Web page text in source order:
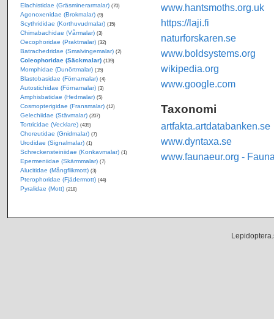
www.hantsmoths.org.uk
https://laji.fi
naturforskaren.se
www.boldsystems.org
wikipedia.org
www.google.com
Taxonomi
artfakta.artdatabanken.se
www.dyntaxa.se
www.faunaeur.org -
Elachistidae (Gräsminerarmalar) (70)
Agonoxenidae (Brokmalar) (9)
Scythrididae (Korthuvudmalar) (15)
Chimabachidae (Vårmalar) (3)
Oecophoridae (Praktmalar) (32)
Batrachedridae (Smalvingemalar) (2)
Coleophoridae (Säckmalar) (139)
Momphidae (Dunörtmalar) (15)
Blastobasidae (Förnamalar) (4)
Autostichidae (Förnamalar) (3)
Amphisbatidae (Hedmalar) (5)
Cosmopterigidae (Fransmalar) (12)
Gelechiidae (Stävmalar) (207)
Tortricidae (Vecklare) (439)
Choreutidae (Gnidmalar) (7)
Urodidae (Signalmalar) (1)
Schreckensteiniidae (Konkavmalar) (1)
Epermeniidae (Skärmmalar) (7)
Alucitidae (Mångflikmott) (3)
Pterophoridae (Fjädermott) (44)
Pyralidae (Mott) (218)